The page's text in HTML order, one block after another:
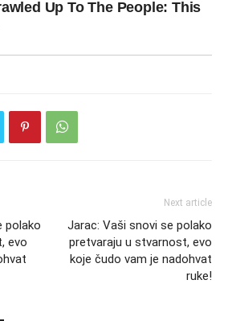
polako
evo
Next article
Jarac: Vaši snovi se polako
pretvaraju u stvarnost, evo
koje čudo vam je nadohvat
ruke!